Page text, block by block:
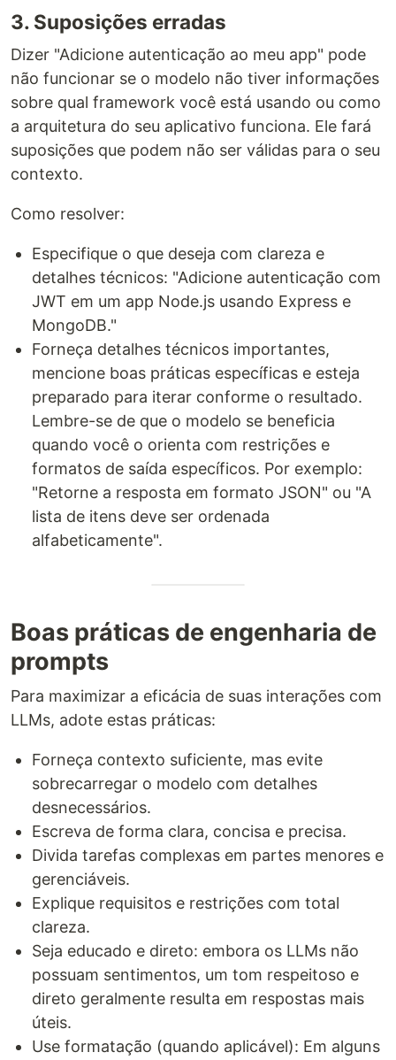
3. Suposições erradas
Dizer "Adicione autenticação ao meu app" pode
não funcionar se o modelo não tiver informações
sobre qual framework você está usando ou como
a arquitetura do seu aplicativo funciona. Ele fará
suposições que podem não ser válidas para o seu
contexto.
Como resolver:
Especifique o que deseja com clareza e
detalhes técnicos: "Adicione autenticação com
JWT em um app Node.js usando Express e
MongoDB."
Forneça detalhes técnicos importantes,
mencione boas práticas específicas e esteja
preparado para iterar conforme o resultado.
Lembre-se de que o modelo se beneficia
quando você o orienta com restrições e
formatos de saída específicos. Por exemplo:
"Retorne a resposta em formato JSON" ou "A
lista de itens deve ser ordenada
alfabeticamente".
Boas práticas de engenharia de
prompts
Para maximizar a eficácia de suas interações com
LLMs, adote estas práticas:
Forneça contexto suficiente, mas evite
sobrecarregar o modelo com detalhes
desnecessários.
Escreva de forma clara, concisa e precisa.
Divida tarefas complexas em partes menores e
gerenciáveis.
Explique requisitos e restrições com total
clareza.
Seja educado e direto: embora os LLMs não
possuam sentimentos, um tom respeitoso e
direto geralmente resulta em respostas mais
úteis.
Use formatação (quando aplicável): Em alguns